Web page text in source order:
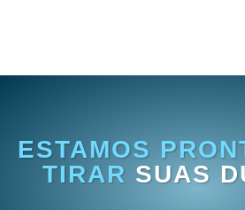
ESTAMOS
TIRAR SUAS